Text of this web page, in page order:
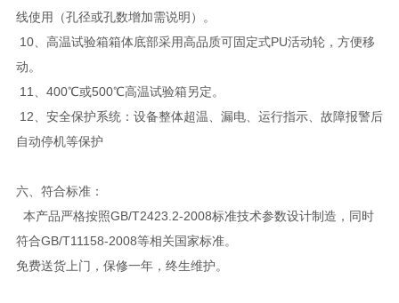
线使用（孔径或孔数增加需说明）。
10、高温试验箱箱体底部采用高品质可固定式PU活动轮，方便移
动。
11、400℃或500℃高温试验箱另定。
12、安全保护系统：设备整体超温、漏电、运行指示、故障报警后
自动停机等保护
六、 符合标准：
本产品严格按照GB/T2423.2-2008标准技术参数设计制造，同时
符合GB/T11158-2008等相关国家标准。
免费送货上门，保修一年，终生维护。